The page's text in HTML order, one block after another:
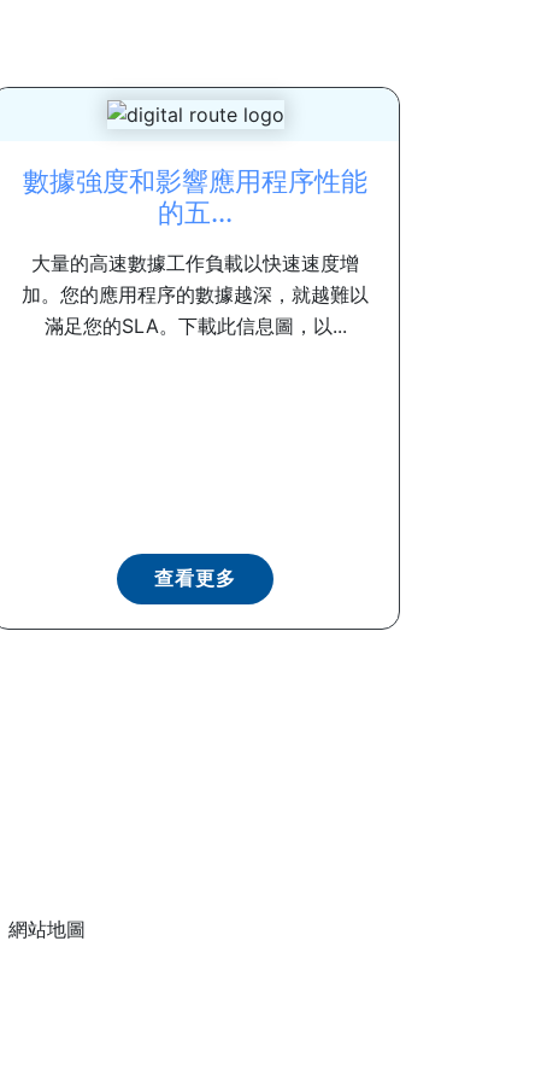
數據強度和影響應用程序性能
的五...
大量的高速數據工作負載以快速速度增
加。您的應用程序的數據越深，就越難以
滿足您的SLA。下載此信息圖，以...
查看更多
網站地圖